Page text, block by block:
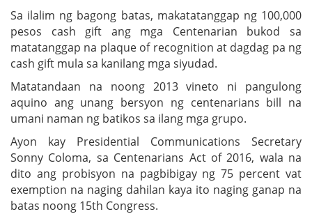
Sa ilalim ng bagong batas, makatatanggap ng 100,000
pesos cash gift ang mga Centenarian bukod sa
matatanggap na plaque of recognition at dagdag pa ng
cash gift mula sa kanilang mga siyudad.
Matatandaan na noong 2013 vineto ni pangulong
aquino ang unang bersyon ng centenarians bill na
umani naman ng batikos sa ilang mga grupo.
Ayon kay Presidential Communications Secretary
Sonny Coloma, sa Centenarians Act of 2016, wala na
dito ang probisyon na pagbibigay ng 75 percent vat
exemption na naging dahilan kaya ito naging ganap na
batas noong 15th Congress.